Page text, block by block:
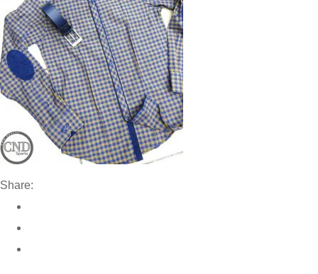
Share: